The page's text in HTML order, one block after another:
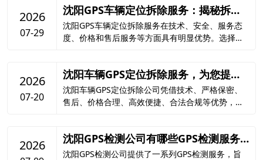
2026
07-29
沈阳GPS车辆定位拆除服务：揭秘拆除
优势，保障行车安全
沈阳GPS车辆定位拆除服务在技术、安全、服务态
度、价格和售后服务等方面具有明显优势。选择沈
支。
2026
07-20
沈阳车辆GPS定位拆除服务，为您提供
可靠解决方案
沈阳车辆GPS定位拆除公司凭借技术、严格保密、
售后、价格合理、高效便捷、合法合规等优势，为
务。
2026
沈阳GPS检测公司有哪些GPS检测服务
类型
沈阳GPS检测公司提供了一系列GPS检测服务，旨